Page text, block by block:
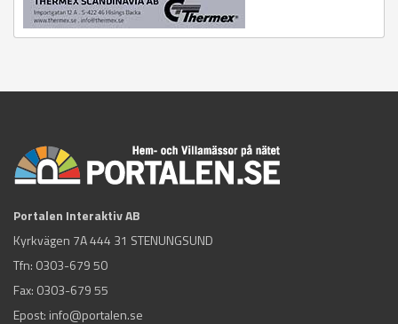
Portalen Interaktiv AB
Kyrkvägen 7A 444 31 STENUNGSUND
Tfn: 0303-679 50
Fax: 0303-679 55
Epost: info@portalen.se